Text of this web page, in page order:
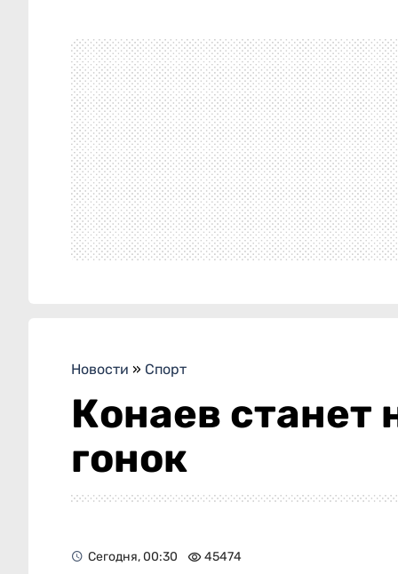
Новости » Спорт
Конаев
гонок
Сегодня, 00:30 45474